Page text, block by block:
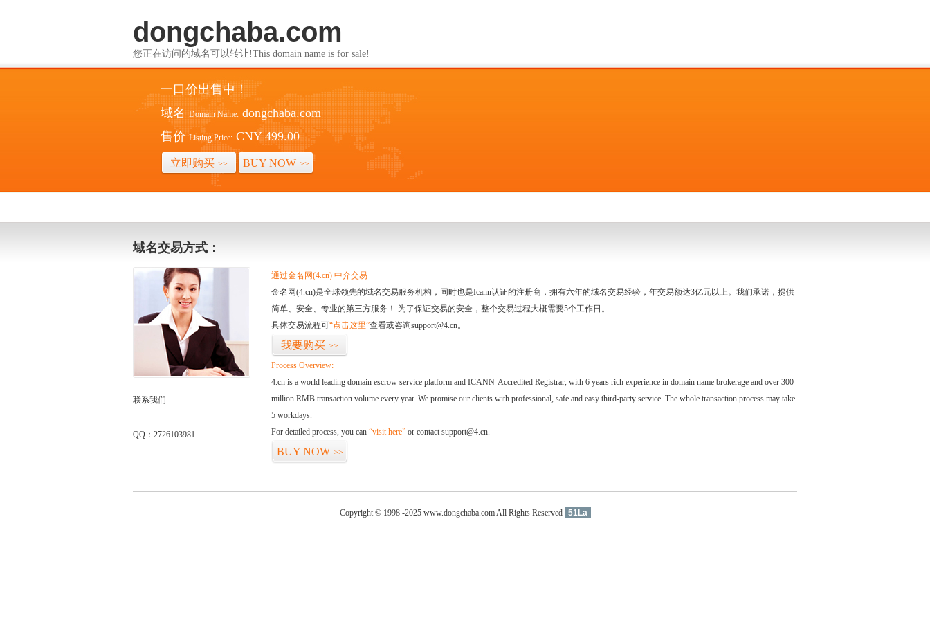
dongchaba.com
您正在访问的域名可以转让!This domain name is for sale!
一口价出售中！
域名 Domain Name: dongchaba.com
售价 Listing Price: CNY 499.00
立即购买 >> BUY NOW >>
域名交易方式：
联系我们
QQ：2726103981
通过金名网(4.cn) 中介交易
金名网(4.cn)是全球领先的域名交易服务机构，同时也是Icann认证的注册商，拥有六年的域名交易经验，年交易额达3亿元以上。我们承诺，提供
简单、安全、专业的第三方服务！ 为了保证交易的安全，整个交易过程大概需要5个工作日。
具体交易流程可“点击这里”查看或咨询support@4.cn。
我要购买 >>
Process Overview:
4.cn is a world leading domain escrow service platform and ICANN-Accredited Registrar, with 6 years rich experience in domain name brokerage and over 300
million RMB transaction volume every year. We promise our clients with professional, safe and easy third-party service. The whole transaction process may take
5 workdays.
For detailed process, you can “visit here” or contact support@4.cn.
BUY NOW >>
Copyright © 1998 -2025 www.dongchaba.com All Rights Reserved 51La